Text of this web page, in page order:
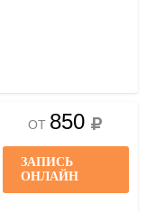
ОТ 850
ЗАПИСЬ
ОНЛАЙН